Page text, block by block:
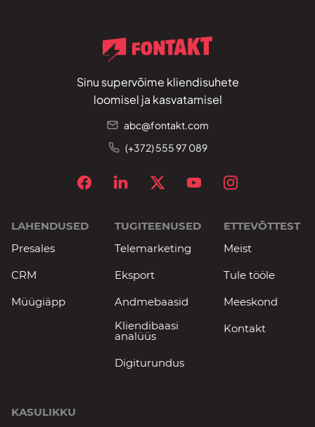
Sinu supervõime kliendisuhete
loomisel ja kasvatamisel
abc@fontakt.com
(+372) 555 97 089
LAHENDUSED
Presales
CRM
Müügiäpp
TUGITEENUSED
Telemarketing
Eksport
Andmebaasid
Kliendibaasi
analüüs
Digiturundus
ETTEVÕTTEST
Meist
Tule tööle
Meeskond
Kontakt
KASULIKKU